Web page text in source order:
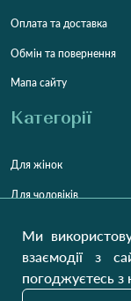
Оплата та доставка
Обмін та повернення
Мапа сайту
Категорії
Для жінок
Для чоловіків
Домашній текстиль
Ми
взаємодії з
погоджуєтесь з